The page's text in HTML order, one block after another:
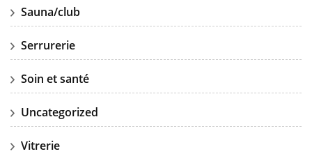
Sauna/club
Serrurerie
Soin et santé
Uncategorized
Vitrerie